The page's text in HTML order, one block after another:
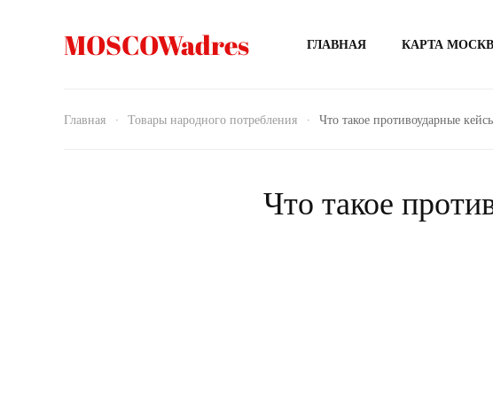
MOSCOWadres ГЛАВНАЯ КАРТА
Главная Товары народного потребления Что такое противоударные
Что такое